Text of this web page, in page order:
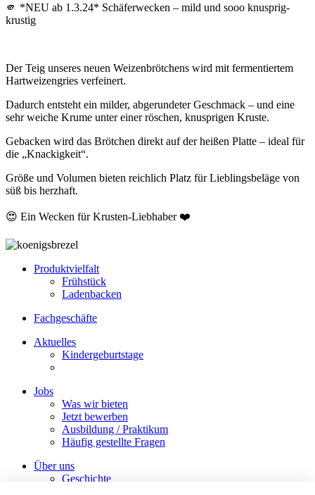
🫵 *NEU ab 1.3.24* Schäferwecken – mild und sooo knusprig-
krustig
Der Teig unseres neuen Weizenbrötchens wird mit fermentiertem
Hartweizengries verfeinert.
Dadurch entsteht ein milder, abgerundeter Geschmack – und eine
sehr weiche Krume unter einer röschen, knusprigen Kruste.
Gebacken wird das Brötchen direkt auf der heißen Platte – ideal für
die „Knackigkeit“.
Größe und Volumen bieten reichlich Platz für Lieblingsbeläge von
süß bis herzhaft.
😍 Ein Wecken für Krusten-Liebhaber ❤️
Produktvielfalt
Frühstück
Ladenbacken
Fachgeschäfte
Aktuelles
Kindergeburtstage
Jobs
Was wir bieten
Jetzt bewerben
Ausbildung / Praktikum
Häufig gestellte Fragen
Über uns
Geschichte